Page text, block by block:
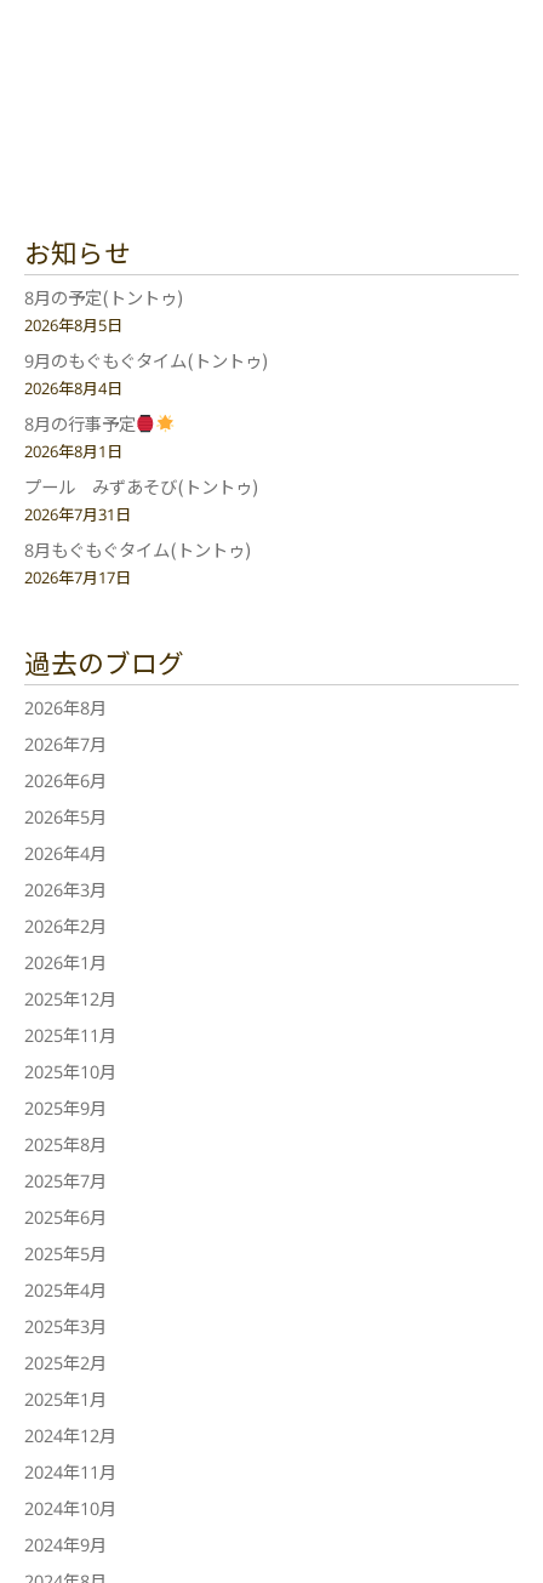
お知らせ
8月の予定(トントゥ)
2026年8月5日
9月のもぐもぐタイム(トントゥ)
2026年8月4日
8月の行事予定
2026年8月1日
プール みずあそび(トントゥ)
2026年7月31日
8月もぐもぐタイム(トントゥ)
2026年7月17日
過去のブログ
2026年8月
2026年7月
2026年6月
2026年5月
2026年4月
2026年3月
2026年2月
2026年1月
2025年12月
2025年11月
2025年10月
2025年9月
2025年8月
2025年7月
2025年6月
2025年5月
2025年4月
2025年3月
2025年2月
2025年1月
2024年12月
2024年11月
2024年10月
2024年9月